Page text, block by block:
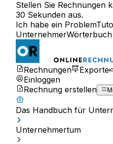
Stellen Sie Rechnungen
30 Sekunden aus.
Ich habe ein Problem
UnternehmerWörterbuch
Rechnungen Exporte
Einloggen
Rechnung erstellen
Das Handbuch für
Unternehmertum